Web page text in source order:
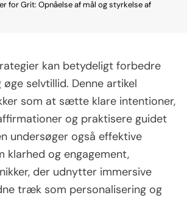
for Grit: Opnåelse af mål og styrkelse af
kan betydeligt forbedre
selvtillid. Denne artikel
som at sætte klare intentioner,
og praktisere guidet
undersøger også effektive
klarhed og engagement,
der udnytter immersive
træk som personalisering og